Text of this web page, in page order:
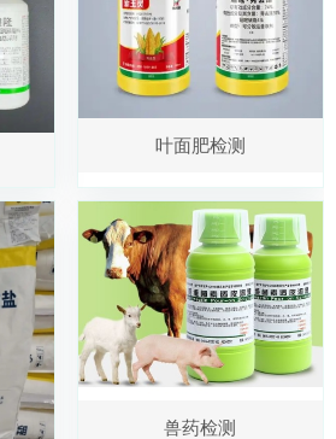
叶面肥检测
兽药检测